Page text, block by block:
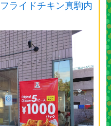
ライドチキン真駒内